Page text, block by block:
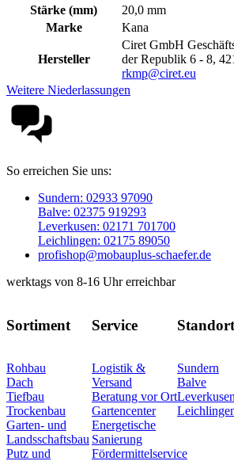
Stärke (mm)
20,0 mm
Marke
Kana
Hersteller
Ciret GmbH
der Republik 6 - 8,
rkmp@ciret.eu
Weitere Niederlassungen
So erreichen Sie uns:
Sundern: 02933 97090
Balve: 02375 919293
Leverkusen: 02171 701700
Leichlingen: 02175 89050
profishop@mobauplus-schaefer.de
werktags von 8-16 Uhr erreichbar
Sortiment
Rohbau
Dach
Tiefbau
Trockenbau
Garten- und
Landsschaftsbau
Putz und
Service
Logistik &
Versand
Beratung vor Ort
Gartencenter
Energetische
Sanierung
Fördermittelservice
Sundern
Balve
Leverkusen